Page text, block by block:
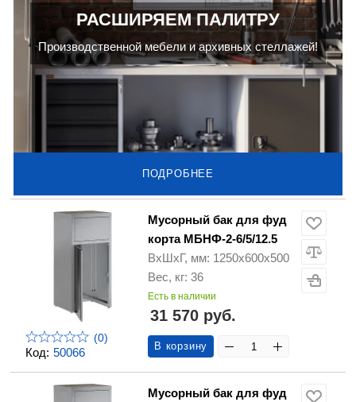
РАСШИРЯЕМ ПАЛИТРУ
Производственной мебели и архивных стеллажей!
ПОДРОБНЕЕ
Код: 50066
(0)
Мусорный бак для фуд
корта МБНФ-2-6/5/12.5
ВхШхГ, мм: 1250х600х500
Вес, кг: 36
Есть в наличии
31 570 руб.
В корзину
Мусорный бак для фуд